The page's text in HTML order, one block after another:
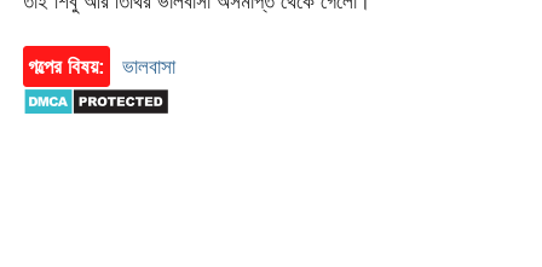
গল্পের বিষয়: ভালবাসা